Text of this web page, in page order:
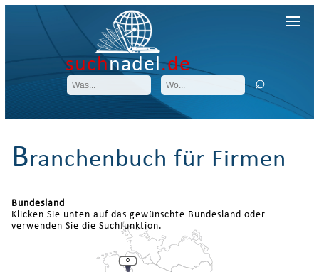
suchnadel.de
Branchenbuch für Firmen
Bundesland
Klicken Sie unten auf das gewünschte Bundesland oder
verwenden Sie die Suchfunktion.
0